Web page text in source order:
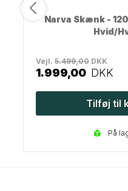
Narva Skænk -
Hvid/
Vejl. 5.499,00 DKK
1.999,00 DKK
Tilføj til
på